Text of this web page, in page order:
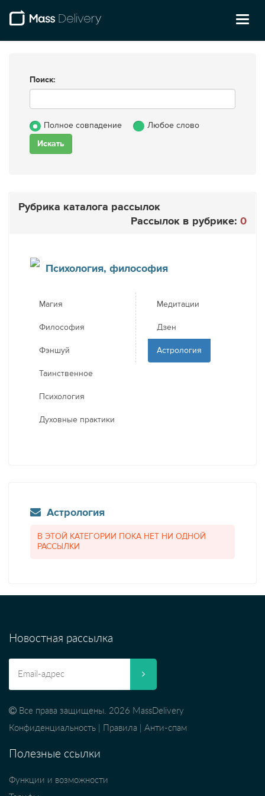
Поиск:
Полное совпадение Любое слово
Рубрика каталога рассылок
Рассылок в рубрике: 0
Психология, философия
Магия
Философия
Фэншуй
Таинственное
Психология
Духовные практики
Медитации
Дзен
Астрология
Астрология
В ЭТОЙ КАТЕГОРИИ ПОКА НЕТ НИ ОДНОЙ
РАССЫЛКИ
Новостная рассылка
Все права защищены. 2026 MassDelivery
Конфиденциальность
Правила Анти-спам
Полезные ссылки
Функции и возможности